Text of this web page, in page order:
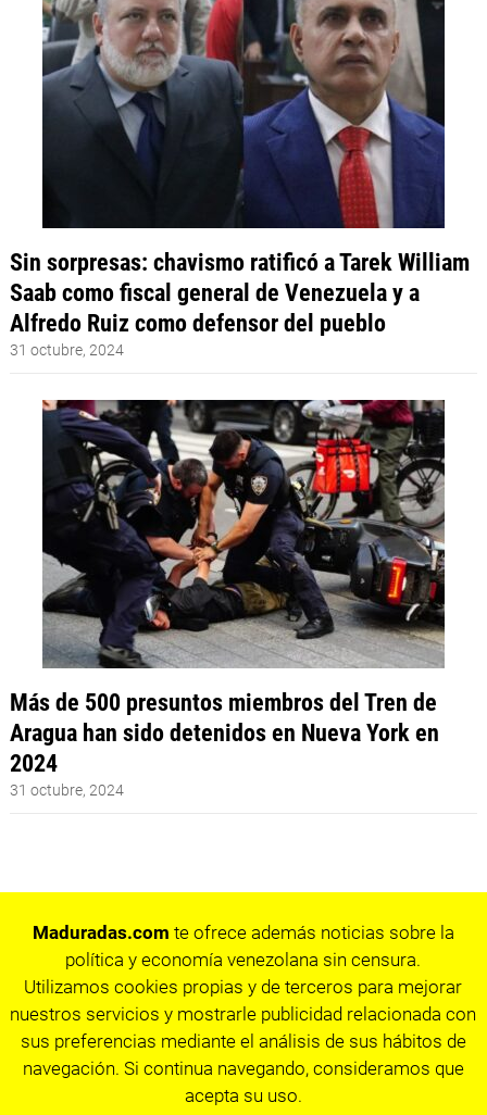
Sin sorpresas: chavismo ratificó a Tarek William
Saab como fiscal general de Venezuela y a
Alfredo Ruiz como defensor del pueblo
31 octubre, 2024
Más de 500 presuntos miembros del Tren de
Aragua han sido detenidos en Nueva York en
2024
31 octubre, 2024
Maduradas.com te ofrece además noticias sobre la
política y economía venezolana sin censura.
Utilizamos cookies propias y de terceros para mejorar
nuestros servicios y mostrarle publicidad relacionada con
sus preferencias mediante el análisis de sus hábitos de
navegación. Si continua navegando, consideramos que
acepta su uso.